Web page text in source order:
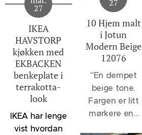
27
IKEA
HAVSTORP
kjøkken med
EKBACKEN
benkeplate i
terrakotta-
look
IKEA har lenge
vist hvordan
27
10 Hjem malt
i Jotun
Modern Beige
12076
"En dempet
beige tone.
Fargen er litt
mørkere enn